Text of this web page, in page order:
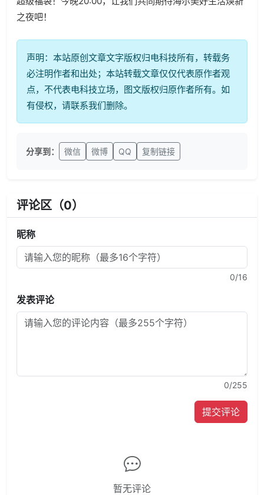
之夜吧！
声明：本站原创文章文字版权归电科技所有，转载务
必注明作者和出处；本站转载文章仅仅代表原作者观
点，不代表电科技立场，图文版权归原作者所有。如
有侵权，请联系我们删除。
分享到： 微信 微博 QQ 复制链接
评论区（0）
昵称
0/16
发表评论
0/255
提交评论
暂无评论